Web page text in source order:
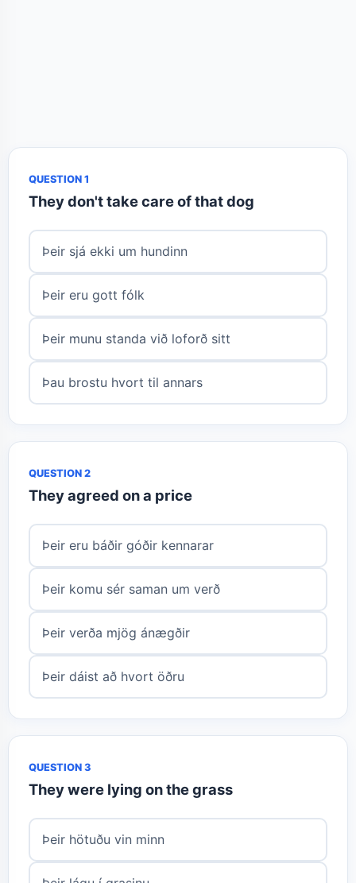
QUESTION 1
They don't take care of that dog
Þeir sjá ekki um hundinn
Þeir eru gott fólk
Þeir munu standa við loforð sitt
Þau brostu hvort til annars
QUESTION 2
They agreed on a price
Þeir eru báðir góðir kennarar
Þeir komu sér saman um verð
Þeir verða mjög ánægðir
Þeir dáist að hvort öðru
QUESTION 3
They were lying on the grass
Þeir hötuðu vin minn